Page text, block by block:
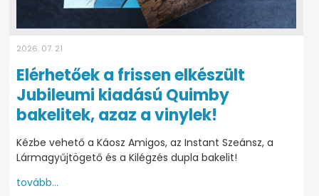
2026. 07. 21
Elérhetőek a frissen elkészült
Jubileumi kiadású Quimby
bakelitek, azaz a vinylek!
Kézbe vehető a Káosz Amigos, az Instant Szeánsz, a
Lármagyűjtögető és a Kilégzés dupla bakelit!
tovább...